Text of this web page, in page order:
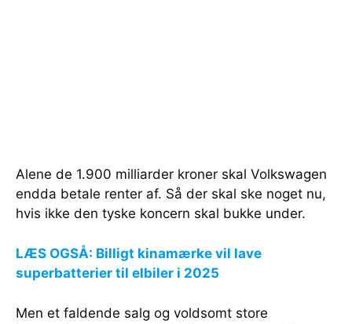
Alene de 1.900 milliarder kroner skal Volkswagen
endda betale renter af. Så der skal ske noget nu,
hvis ikke den tyske koncern skal bukke under.
LÆS OGSÅ: Billigt kinamærke vil lave
superbatterier til elbiler i 2025
Men et faldende salg og voldsomt store